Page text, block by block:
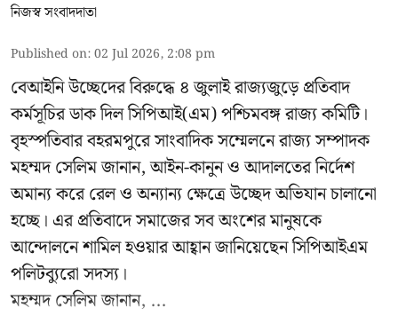
নিজস্ব সংবাদদাতা
Published on:02 Jul 2026, 2:08 pm
বেআইনি উচ্ছেদের বিরুদ্ধে ৪ জুলাই রাজ্যজুড়ে প্রতিবাদ
কর্মসূচির ডাক দিল সিপিআই(এম) পশ্চিমবঙ্গ রাজ্য কমিটি।
বৃহস্পতিবার বহরমপুরে সাংবাদিক সম্মেলনে রাজ্য সম্পাদক
মহম্মদ সেলিম জানান, আইন-কানুন ও আদালতের নির্দেশ
অমান্য করে রেল ও অন্যান্য ক্ষেত্রে উচ্ছেদ অভিযান চালানো
হচ্ছে। এর প্রতিবাদে সমাজের সব অংশের মানুষকে
আন্দোলনে শামিল হওয়ার আহ্বান জানিয়েছেন সিপিআইএম
পলিটব্যুরো সদস্য।
মহম্মদ সেলিম জানান, ...